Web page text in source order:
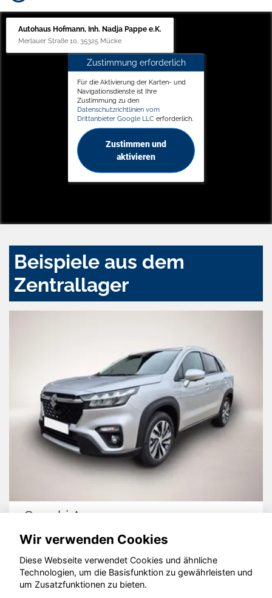
Autohaus Hofmann, Inh. Nadja Pappe e.K.
Merlauer Straße 10, 35325 Mücke
Zustimmung erforderlich
Für die Aktivierung der Karten- und
Navigationsdienste ist Ihre
Zustimmung zu den
Datenschutzrichtlinien vom
Drittanbieter Google LLC erforderlich.
Zustimmen und
aktivieren
Beispiele aus dem
Zentrallager
Suzuki Across
© konjunkturmotor.de GmbH 2020 - 2026
Wir verwenden Cookies
Diese Webseite verwendet Cookies und ähnliche
Technologien, um die Basisfunktion zu gewährleisten und
um Zusatzfunktionen zu bieten.